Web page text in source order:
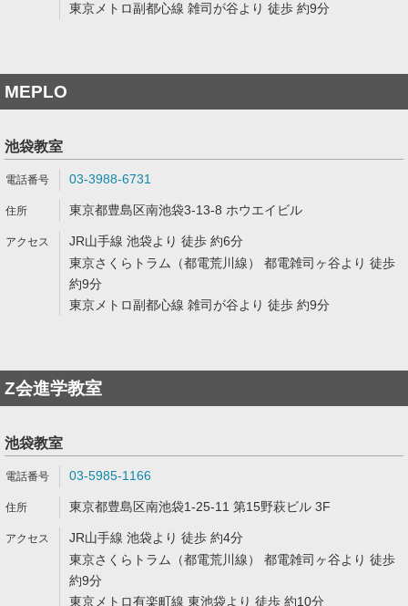
東京メトロ副都心線 雑司が谷より 徒歩 約9分
MEPLO
池袋教室
03-3988-6731
東京都豊島区南池袋3-13-8 ホウエイビル
JR山手線 池袋より 徒歩 約6分
東京さくらトラム（都電荒川線） 都電雑司ヶ谷より 徒歩
約9分
東京メトロ副都心線 雑司が谷より 徒歩 約9分
Z会進学教室
池袋教室
03-5985-1166
東京都豊島区南池袋1-25-11 第15野萩ビル 3F
JR山手線 池袋より 徒歩 約4分
東京さくらトラム（都電荒川線） 都電雑司ヶ谷より 徒歩
約9分
東京メトロ有楽町線 東池袋より 徒歩 約10分